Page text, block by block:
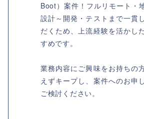
Boot）案件！フルリモート・
設計～開発・テストまで一貫
だくため、上流経験を活かし
すめです。
業務内容にご興味をお持ちの
えずキープし、案件へのお申
ご検討ください。